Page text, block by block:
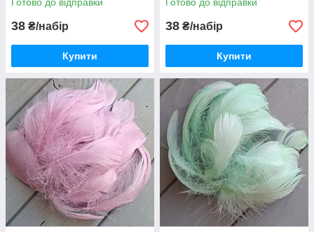
38 ₴/набір
Купити
38 ₴/набір
Купити